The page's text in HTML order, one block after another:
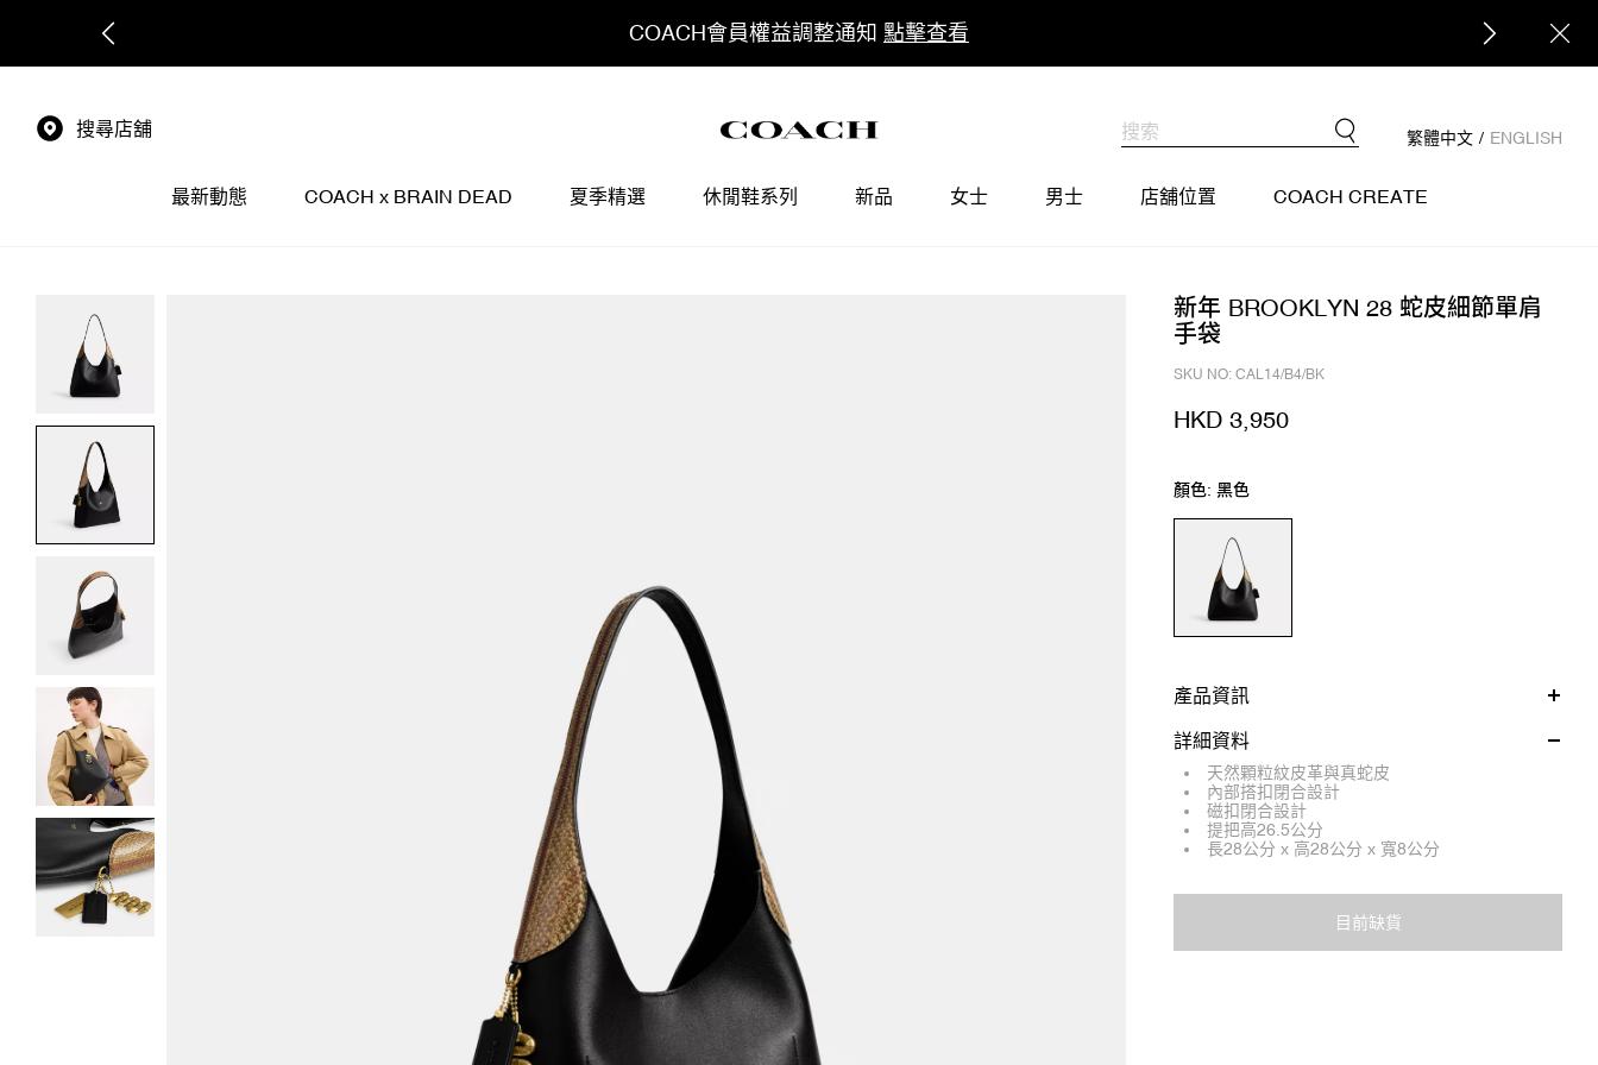
COACH會員權益調整通知 點擊查看
搜尋店舖 繁體中文 / ENGLISH
最新動態 COACH x BRAIN DEAD 夏季精選 休閒鞋系列 新品 女士 男士 店舖位置 COACH CREATE
新年 BROOKLYN 28 蛇皮細節單肩
手袋
SKU NO: CAL14/B4/BK
HKD 3,950
顏色: 黑色
產品資訊
詳細資料
天然顆粒紋皮革與真蛇皮
內部搭扣閉合設計
磁扣閉合設計
提把高26.5公分
長28公分 x 高28公分 x 寬8公分
目前缺貨